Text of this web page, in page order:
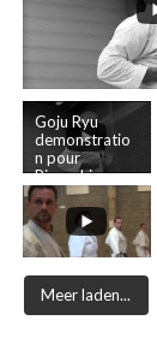
Goju Ryu
demonstratio
n pour
Pinocchio
Meer laden...